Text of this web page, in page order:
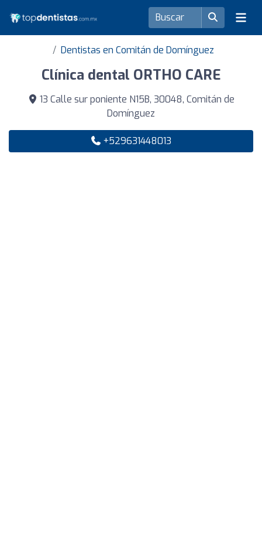
Dentistas en Comitán de Domínguez
Clínica dental ORTHO CARE
13 Calle sur poniente N15B, 30048, Comitán de
Domínguez
+529631448013